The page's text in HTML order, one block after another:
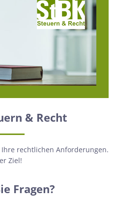
& Recht
rechtlichen Anforderungen.
Ziel!
Fragen?